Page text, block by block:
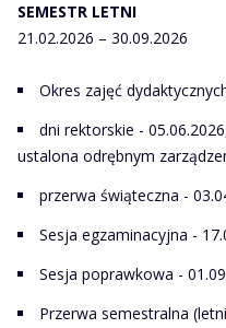
SEMESTR LETNI
21.02.2026 – 30.09.2026
Okres zajęć
dni rektorskie -
ustalona odrębnym
przerwa świąteczna -
Sesja egzaminacyjna -
Sesja poprawkowa -
Przerwa semestralna